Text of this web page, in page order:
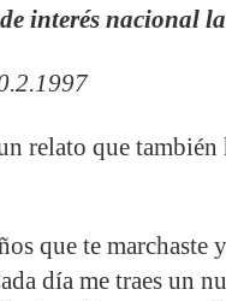
interés nacional
relato que también
que te marchaste
día me traes un